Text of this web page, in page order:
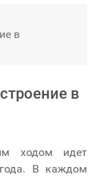
в
в
ходом идет
В каждом